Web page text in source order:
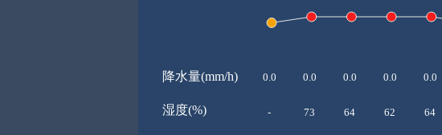
降水量(mm/h)
湿度(%)
0.0 0.0 0.0 0.0 0.0
- 73 64 62 64